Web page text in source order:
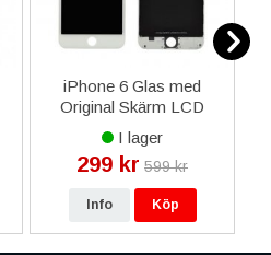
iPhone 6 Glas med
Original Skärm LCD
Display - Vit
I lager
299 kr 599 kr
Info Köp